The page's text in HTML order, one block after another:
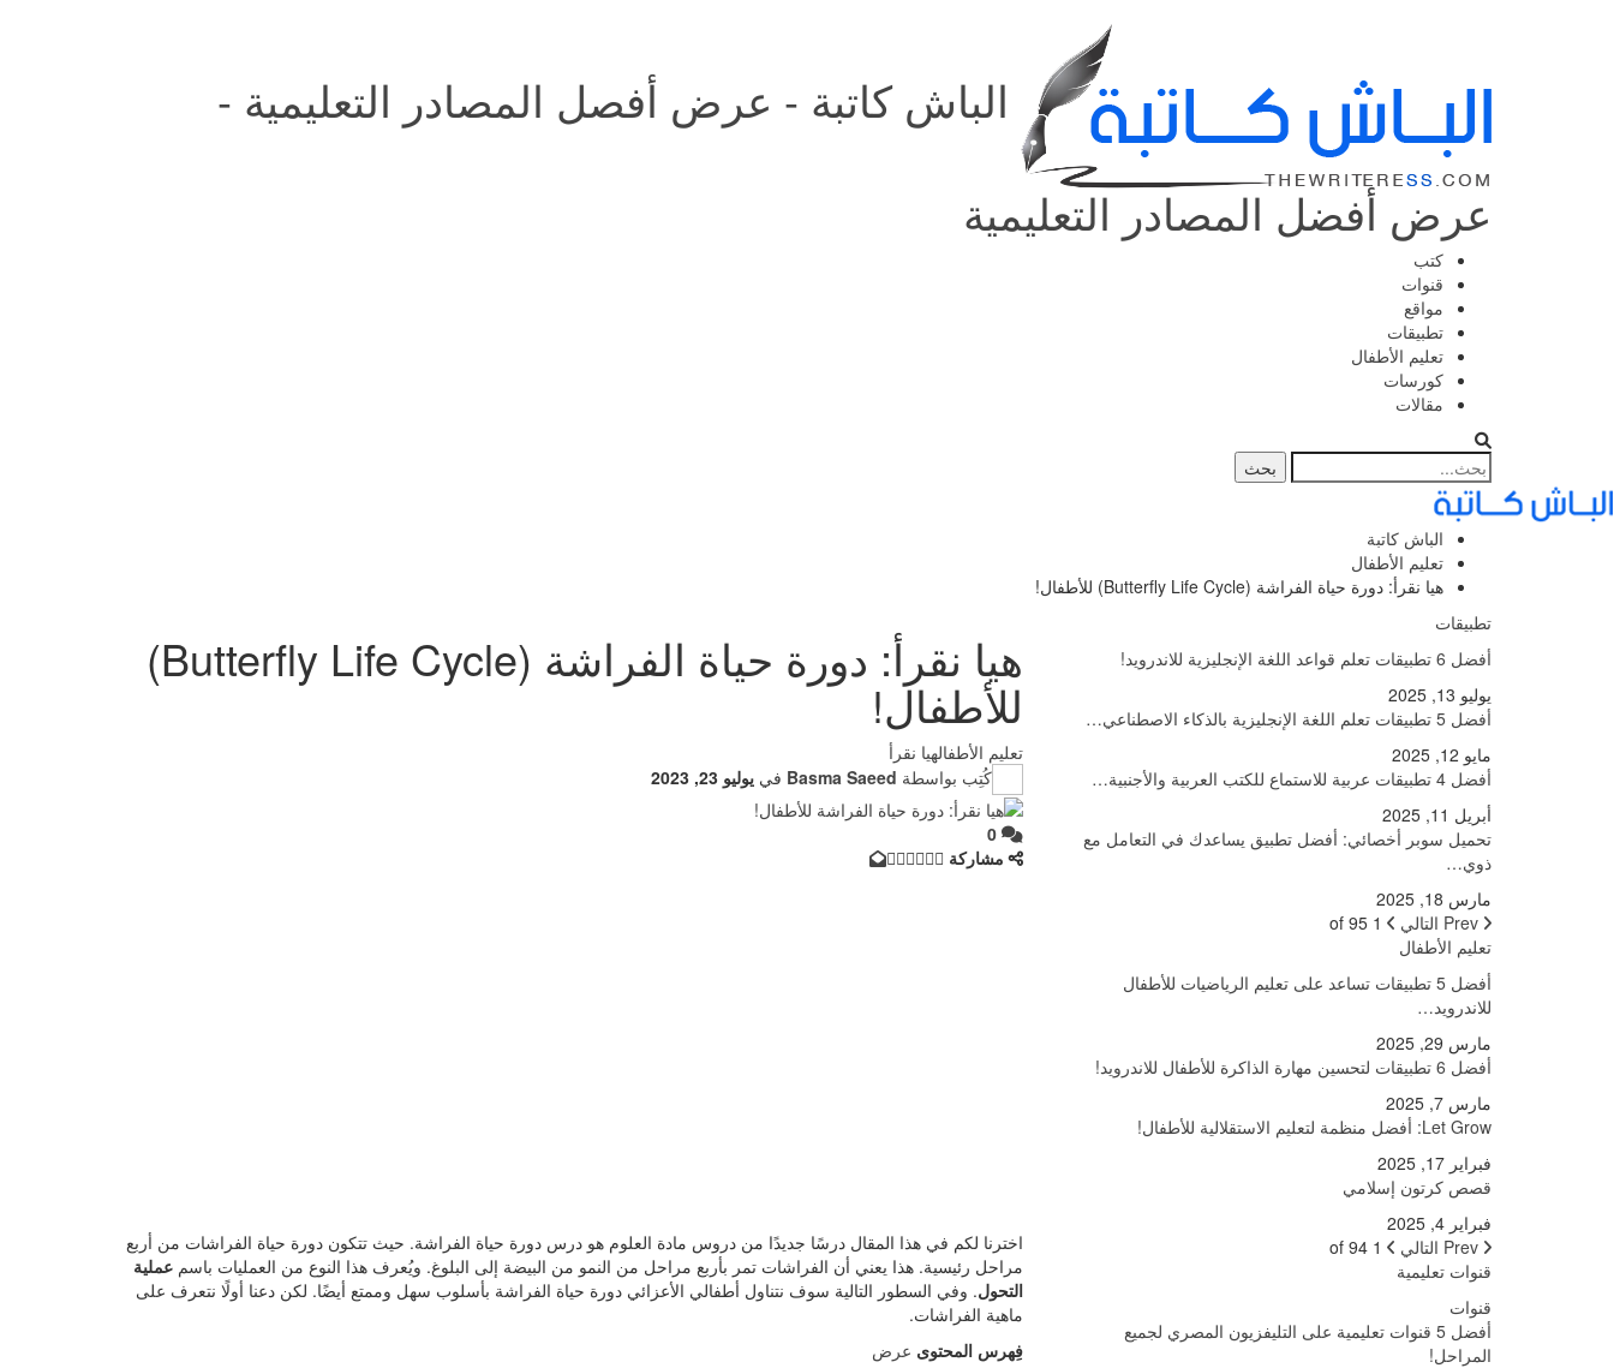
الباش كاتبة - عرض أفصل المصادر التعليمية -
عرض أفضل المصادر التعليمية
كتب
قنوات
مواقع
تطبيقات
تعليم الأطفال
كورسات
مقالات
الباش كاتبة
تعليم الأطفال
هيا نقرأ: دورة حياة الفراشة (Butterfly Life Cycle) للأطفال!
هيا نقرأ: دورة حياة الفراشة (Butterfly Life Cycle)
للأطفال!
تعليم الأطفالهيا نقرأ
كُتِب بواسطة Basma Saeed في يوليو 23, 2023
0
مشاركة
اخترنا لكم في هذا المقال درسًا جديدًا من دروس مادة العلوم هو درس دورة حياة الفراشة. حيث تتكون دورة حياة الفراشات من أربع
مراحل رئيسية. هذا يعني أن الفراشات تمر بأربع مراحل من النمو من البيضة إلى البلوغ. ويُعرف هذا النوع من العمليات باسم عملية
التحول. وفي السطور التالية سوف نتناول أطفالي الأعزائي دورة حياة الفراشة بأسلوب سهل وممتع أيضًا. لكن دعنا أولًا نتعرف على
ماهية الفراشات.
فِهرس المحتوى عرض
تطبيقات
أفضل 6 تطبيقات تعلم قواعد اللغة الإنجليزية للاندرويد!
يوليو 13, 2025
أفضل 5 تطبيقات تعلم اللغة الإنجليزية بالذكاء الاصطناعي…
مايو 12, 2025
أفضل 4 تطبيقات عربية للاستماع للكتب العربية والأجنبية…
أبريل 11, 2025
تحميل سوبر أخصائي: أفضل تطبيق يساعدك في التعامل مع
ذوي…
مارس 18, 2025
التالي
1 of 95
تعليم الأطفال
أفضل 5 تطبيقات تساعد على تعليم الرياضيات للأطفال
للاندرويد…
مارس 29, 2025
أفضل 6 تطبيقات لتحسين مهارة الذاكرة للأطفال للاندرويد!
مارس 7, 2025
Let Grow: أفضل منظمة لتعليم الاستقلالية للأطفال!
فبراير 17, 2025
قصص كرتون إسلامي
فبراير 4, 2025
التالي
1 of 94
قنوات تعليمية
قنوات
أفضل 5 قنوات تعليمية على التليفزيون المصري لجميع
المراحل!